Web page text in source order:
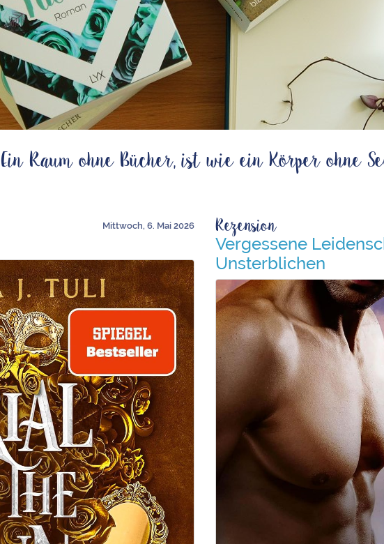
Ein Raum ohne Bücher, ist wie ein Körper ohne
Mittwoch, 6. Mai 2026 Rezension
Vergessene
Unsterblichen